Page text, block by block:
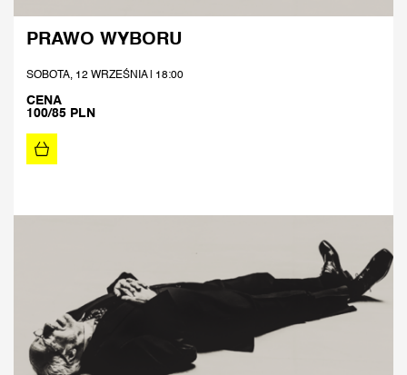
PRAWO WYBORU
SOBOTA, 12 WRZEŚNIA | 18:00
CENA
100/85 PLN